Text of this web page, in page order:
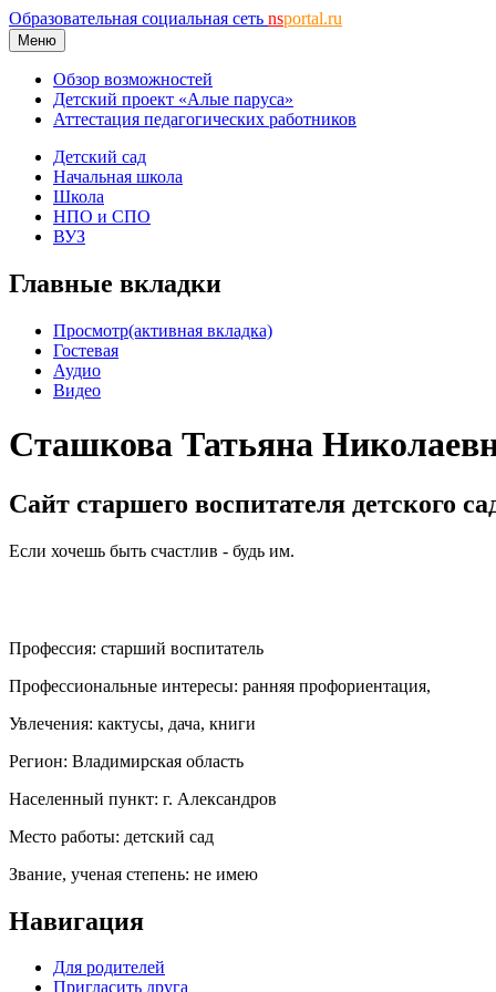
Образовательная социальная сеть nsportal.ru
Меню
Обзор возможностей
Детский проект «Алые паруса»
Аттестация педагогических работников
Детский сад
Начальная школа
Школа
НПО и СПО
ВУЗ
Главные вкладки
Просмотр(активная вкладка)
Гостевая
Аудио
Видео
Сташкова Татьяна
Сайт старшего воспитателя детского
Если хочешь быть счастлив - будь им.
Профессия: старший воспитатель
Профессиональные интересы: ранняя профориентация,
Увлечения: кактусы, дача, книги
Регион: Владимирская область
Населенный пункт: г. Александров
Место работы: детский сад
Звание, ученая степень: не имею
Навигация
Для родителей
Пригласить друга